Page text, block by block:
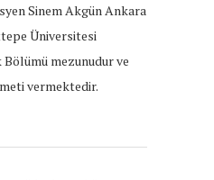
Sinem Akgün Ankara
Üniversitesi
mezunudur ve
vermektedir.